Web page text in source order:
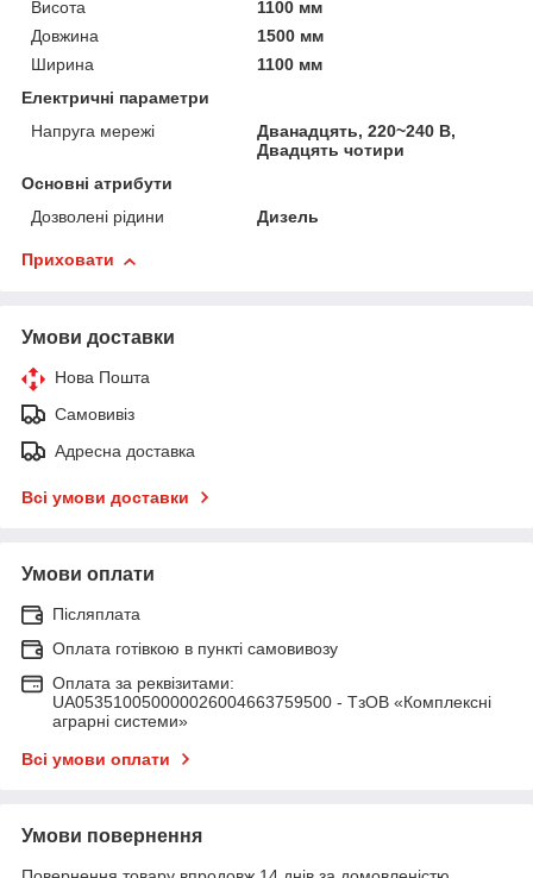
Висота
1100 мм
Довжина
1500 мм
Ширина
1100 мм
Електричні параметри
Напруга мережі
Дванадцять, 220~240 В,
Двадцять чотири
Основні атрибути
Дозволені рідини
Дизель
Приховати
Умови доставки
Нова Пошта
Самовивіз
Адресна доставка
Всі умови доставки
Умови оплати
Післяплата
Оплата готівкою в пункті самовивозу
Оплата за реквізитами:
UA053510050000026004663759500 - ТзОВ «Комплексні
аграрні системи»
Всі умови оплати
Умови повернення